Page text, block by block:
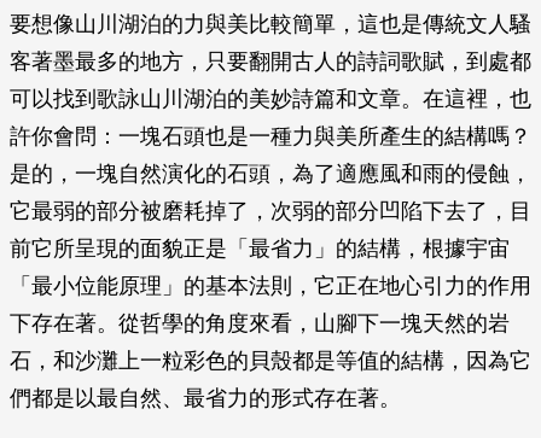
要想像山川湖泊的力與美比較簡單，這也是傳統文人騷
客著墨最多的地方，只要翻開古人的詩詞歌賦，到處都
可以找到歌詠山川湖泊的美妙詩篇和文章。在這裡，也
許你會問：一塊石頭也是一種力與美所產生的結構嗎？
是的，一塊自然演化的石頭，為了適應風和雨的侵蝕，
它最弱的部分被磨耗掉了，次弱的部分凹陷下去了，目
前它所呈現的面貌正是「最省力」的結構，根據宇宙
「最小位能原理」的基本法則，它正在地心引力的作用
下存在著。從哲學的角度來看，山腳下一塊天然的岩
石，和沙灘上一粒彩色的貝殼都是等值的結構，因為它
們都是以最自然、最省力的形式存在著。